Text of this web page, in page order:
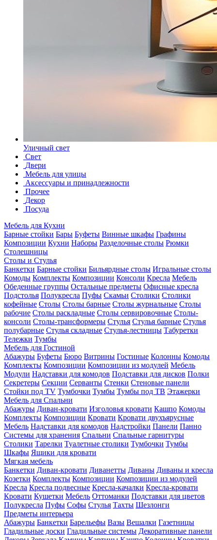
Уличный свет
Свет
Двери
Мебель для улицы
Аксессуары и принадлежности
Прочее
Декор
Посуда
Мебель для Кухни
Барные стойки Бары Буфеты Винные шкафы Графины
Композиции Кухни Наборы Разделочные столы Рюмки
Столешницы
Столы и Стулья
Банкетки Барные стойки Бильярдные столы Игральные столы
Комоды Комплекты Композиции Консоли Кресла Мебель
Обеденные группы Остальные предметы Офисные кресла
Подстолья Полукресла Пуфы Скамьи Столики Столики
кофейные Столы Столы барные Столы журнальные Столы
рабочие Столы раскладные Столы сервировочные Столы-
консоли Столы-трансформеры Стулья Стулья барные Стулья
полубарные Стулья складные Стулья-лестницы Табуретки
Тележки Тумбы
Мебель для Гостиной
Абажуры Буфеты Бюро Витрины Гостиные Колонны Комоды
Комплекты Композиции Композиции из модулей Мебель
Модули Надставки для комодов Подставки для дисков Полки
Секретеры Секции Серванты Стенки Стеновые панели
Стойки под TV Тумбочки Тумбы Тумбы под ТВ Этажерки
Мебель для Спальни
Абажуры Диван-кровати Изголовья кровати Кашпо Комоды
Комплекты Композиции Кровати Кровати двухъярусные
Мебель Надставки для комодов Надстройки Панели Панно
Системы для хранения Спальни Спальные гарнитуры
Столики Тарелки Туалетные столики Тумбочки Тумбы
Шкафы Ящики для кровати
Мягкая мебель
Банкетки Диван-кровати Диванетты Диваны Диваны и кресла
Козетки Комплекты Композиции Композиции из модулей
Кресла Кресла подвесные Кресла-качалки Кресла-кровати
Кровати Кушетки Мебель Оттоманки Подставки для цветов
Полукресла Пуфы Софы Стулья Тахты Шезлонги
Предметы интерьера
Абажуры Банкетки Барельефы Вазы Вешалки Газетницы
Гладильные доски Гладильные системы Декоративные панели